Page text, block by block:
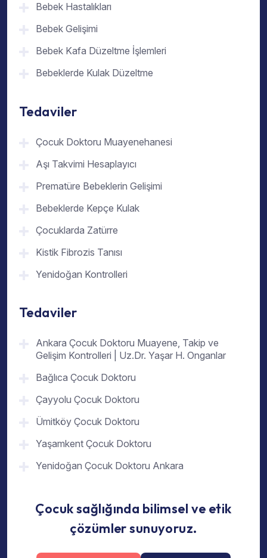
Bebek Hastalıkları
Bebek Gelişimi
Bebek Kafa Düzeltme İşlemleri
Bebeklerde Kulak Düzeltme
Tedaviler
Çocuk Doktoru Muayenehanesi
Aşı Takvimi Hesaplayıcı
Prematüre Bebeklerin Gelişimi
Bebeklerde Kepçe Kulak
Çocuklarda Zatürre
Kistik Fibrozis Tanısı
Yenidoğan Kontrolleri
Tedaviler
Ankara Çocuk Doktoru Muayene, Takip ve
Gelişim Kontrolleri | Uz.Dr. Yaşar H. Onganlar
Bağlıca Çocuk Doktoru
Çayyolu Çocuk Doktoru
Ümitköy Çocuk Doktoru
Yaşamkent Çocuk Doktoru
Yenidoğan Çocuk Doktoru Ankara
Çocuk sağlığında bilimsel ve etik
çözümler sunuyoruz.